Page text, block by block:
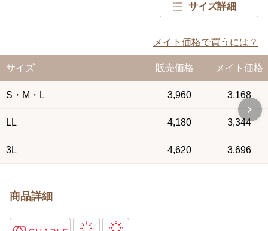
サイズ詳細
メイト価格で買うには？
サイズ 販売価格 メイト価格
S・M・L 3,960 3,168
LL 4,180 3,344
3L 4,620 3,696
商品詳細